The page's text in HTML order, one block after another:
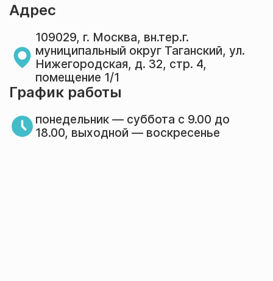
Адрес
109029, г. Москва, вн.тер.г.
муниципальный округ Таганский, ул.
Нижегородская, д. 32, стр. 4,
помещение 1/1
График работы
понедельник — суббота с 9.00 до
18.00, выходной — воскресенье